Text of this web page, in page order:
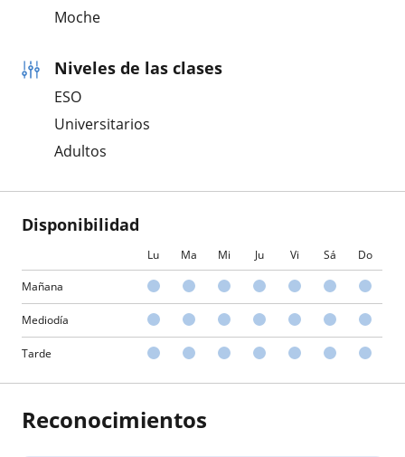
Moche
Niveles de las clases
ESO
Universitarios
Adultos
Disponibilidad
Lu Ma Mi Ju Vi Sá Do
Mañana
Mediodía
Tarde
Reconocimientos